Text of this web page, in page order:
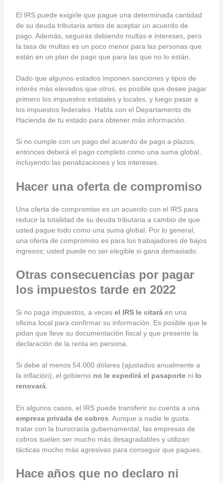
El IRS puede exigirle que pague una determinada cantidad
de su deuda tributaria antes de aceptar un acuerdo de
pago. Además, seguirás debiendo multas e intereses, pero
la tasa de multas es un poco menor para las personas que
están en un plan de pago que para las que no lo están.
Dado que algunos estados imponen sanciones y tipos de
interés más elevados que otros, es posible que desee pagar
primero los impuestos estatales y locales, y luego pasar a
los impuestos federales. Habla con el Departamento de
Hacienda de tu estado para obtener más información.
Si no cumple con un pago del acuerdo de pago a plazos,
entonces deberá el pago completo como una suma global,
incluyendo las penalizaciones y los intereses.
Hacer una oferta de compromiso
Una oferta de compromiso es un acuerdo con el IRS para
reducir la totalidad de su deuda tributaria a cambio de que
usted pague todo como una suma global. Por lo general,
una oferta de compromiso es para los trabajadores de bajos
ingresos; usted puede no ser elegible si gana demasiado.
Otras consecuencias por pagar
los impuestos tarde en 2022
Si no paga impuestos, a veces el IRS le citará en una
oficina local para confirmar su información. Es posible que le
pidan que lleve su documentación fiscal y que presente la
declaración de la renta en persona.
Si debe al menos 54.000 dólares (ajustados anualmente a
la inflación), el gobierno no le expedirá el pasaporte ni lo
renovará.
En algunos casos, el IRS puede transferir su cuenta a una
empresa privada de cobros . Aunque a nadie le gusta
tratar con la burocracia gubernamental, las empresas de
cobros suelen ser mucho más desagradables y utilizan
tácticas mucho más agresivas para conseguir que pagues.
Hace años que no declaro ni